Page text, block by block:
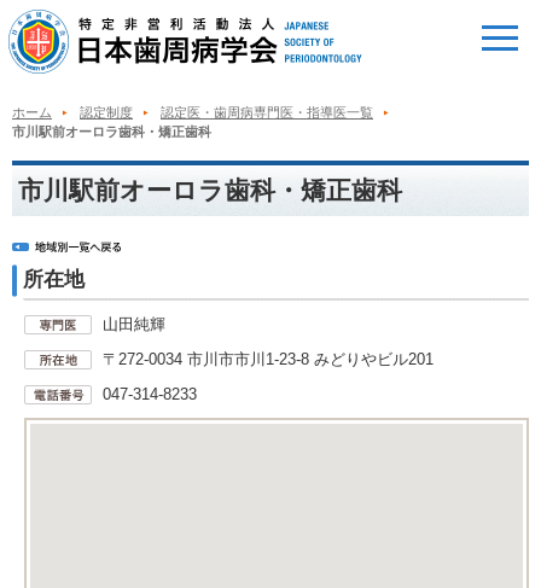
ホーム 認定制度
認定医・歯周病専門医・指導医一覧
市川駅前オーロラ歯科・矯正歯科
市川駅前オーロラ歯科・矯正歯科
所在地
山田純輝
〒272-0034 市川市市川1-23-8 みどりやビル201
047-314-8233